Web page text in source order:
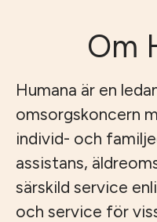
Om
Humana är en
omsorgskoncern
individ- och
assistans,
särskild service
och service för